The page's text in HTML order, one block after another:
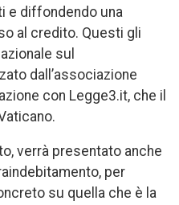
e diffondendo una
al credito. Questi gli
sul
dall’associazione
con Legge3.it, che il
verrà presentato anche
per
su quella che è la